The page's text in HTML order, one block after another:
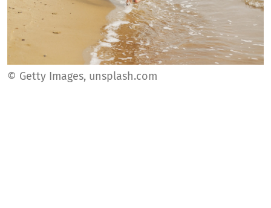
© Getty Images, unsplash.com